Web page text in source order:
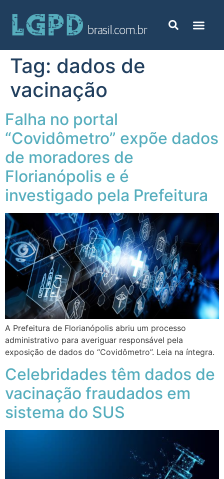
Tag: dados de
vacinação
Falha no portal
“Covidômetro” expõe dados
de moradores de
Florianópolis e é
investigado pela Prefeitura
A Prefeitura de Florianópolis abriu um processo
administrativo para averiguar responsável pela
exposição de dados do “Covidômetro”. Leia na íntegra.
Celebridades têm dados de
vacinação fraudados em
sistema do SUS